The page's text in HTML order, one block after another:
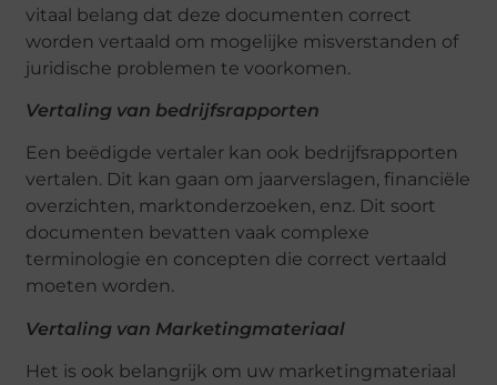
vitaal belang dat deze documenten correct
worden vertaald om mogelijke misverstanden of
juridische problemen te voorkomen.
Vertaling van bedrijfsrapporten
Een beëdigde vertaler kan ook bedrijfsrapporten
vertalen. Dit kan gaan om jaarverslagen, financiële
overzichten, marktonderzoeken, enz. Dit soort
documenten bevatten vaak complexe
terminologie en concepten die correct vertaald
moeten worden.
Vertaling van Marketingmateriaal
Het is ook belangrijk om uw marketingmateriaal